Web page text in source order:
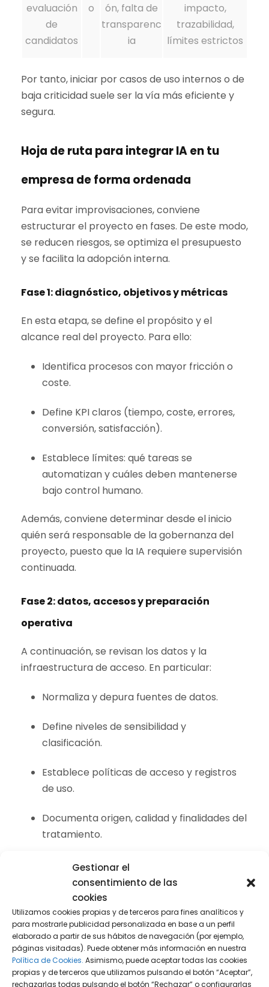
Gestionar el
consentimiento de las
cookies
Utilizamos cookies propias y de terceros para fines analíticos y
para mostrarle publicidad personalizada en base a un perfil
elaborado a partir de sus hábitos de navegación (por ejemplo,
páginas visitadas). Puede obtener más información en nuestra
Política de Cookies. Asimismo, puede aceptar todas las cookies
propias y de terceros que utilizamos pulsando el botón “Aceptar”,
rechazarlas todas pulsando el botón “Rechazar” o configurarlas
evaluación
de
candidatos
o
ón, falta de
transparenc
ia
impacto,
trazabilidad,
límites estrictos
Por tanto, iniciar por casos de uso internos o de
baja criticidad suele ser la vía más eficiente y
segura.
Hoja de ruta para integrar IA en tu
empresa de forma ordenada
Para evitar improvisaciones, conviene
estructurar el proyecto en fases. De este modo,
se reducen riesgos, se optimiza el presupuesto
y se facilita la adopción interna.
Fase 1: diagnóstico, objetivos y métricas
En esta etapa, se define el propósito y el
alcance real del proyecto. Para ello:
Identifica procesos con mayor fricción o
coste.
Define KPI claros (tiempo, coste, errores,
conversión, satisfacción).
Establece límites: qué tareas se
automatizan y cuáles deben mantenerse
bajo control humano.
Además, conviene determinar desde el inicio
quién será responsable de la gobernanza del
proyecto, puesto que la IA requiere supervisión
continuada.
Fase 2: datos, accesos y preparación
operativa
A continuación, se revisan los datos y la
infraestructura de acceso. En particular:
Normaliza y depura fuentes de datos.
Define niveles de sensibilidad y
clasificación.
Establece políticas de acceso y registros
de uso.
Documenta origen, calidad y finalidades del
tratamiento.
En este punto, es esencial recordar que una IA
entrenada o alimentada con datos
inconsistentes produce resultados
inconsistentes. Por ende, la “calidad del dato” es
una condición previa, no un detalle.
Fase 3: piloto controlado y validación